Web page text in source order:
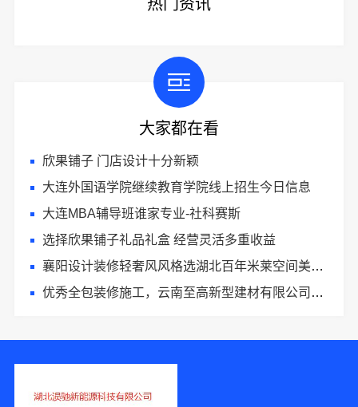
热门资讯
大家都在看
欣果铺子 门店设计十分新颖
大连外国语学院继续教育学院线上招生今日信息
大连MBA辅导班谁家专业-社科赛斯
选择欣果铺子礼品礼盒 经营灵活多重收益
襄阳设计装修轻奢风风格选湖北百年米莱空间美学装饰材料有限公司
优秀全包装修施工，云南至高新型建材有限公司标准化团队全程管控